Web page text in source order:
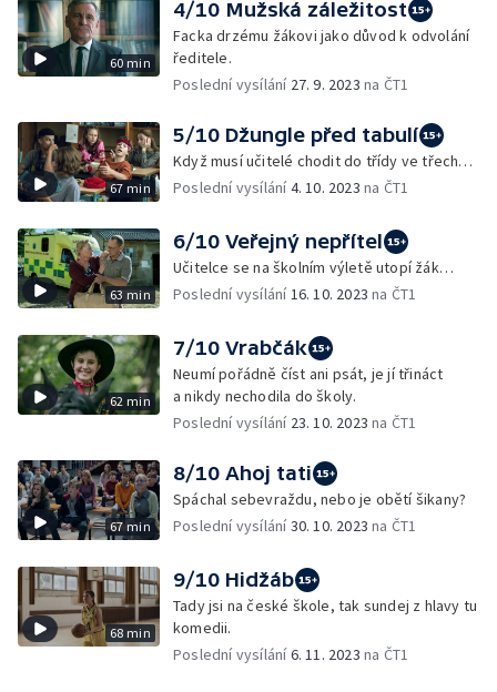
60 min
4/10 Mužská záležitost
Facka drzému žákovi jako důvod k odvolání
ředitele.
Poslední vysílání 27. 9. 2023 na ČT1
67 min
5/10 Džungle před tabulí
Když musí učitelé chodit do třídy ve třech…
Poslední vysílání4. 10. 2023 na ČT1
63 min
6/10 Veřejný nepřítel
Učitelce se na školním výletě utopí žák…
Poslední vysílání16. 10. 2023 na ČT1
62 min
7/10 Vrabčák
Neumí pořádně číst ani psát, je jí třináct
a nikdy nechodila do školy.
Poslední vysílání 23. 10. 2023 na ČT1
67 min
8/10 Ahoj tati
Spáchal sebevraždu, nebo je obětí šikany?
Poslední vysílání30. 10. 2023 na ČT1
68 min
9/10 Hidžáb
Tady jsi na české škole, tak sundej z hlavy tu
komedii.
Poslední vysílání6. 11. 2023 na ČT1